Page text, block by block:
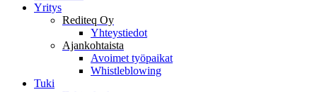
Yritys
Rediteq Oy
Yhteystiedot
Ajankohtaista
Avoimet työpaikat
Whistleblowing
Tuki